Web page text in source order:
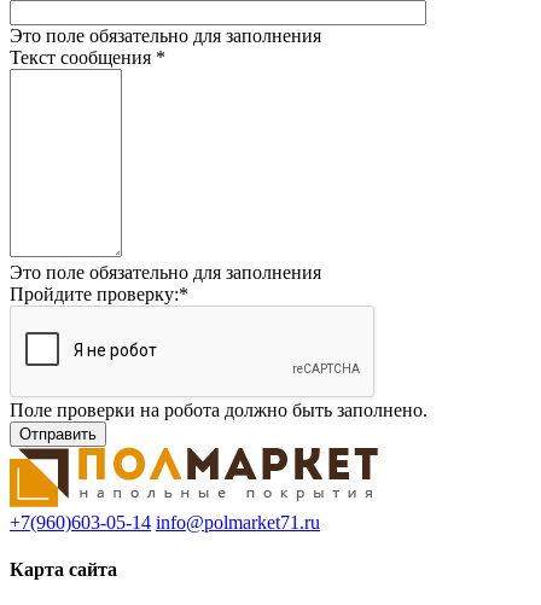
Это поле обязательно для заполнения
Текст сообщения *
Это поле обязательно для заполнения
Пройдите проверку:*
Поле проверки на робота должно быть заполнено.
+7(960)603-05-14 info@polmarket71.ru
Карта сайта